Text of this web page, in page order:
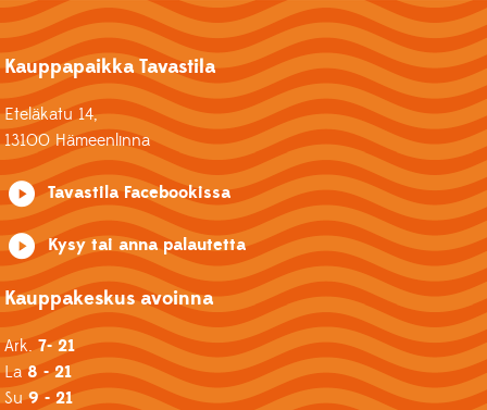
Kauppapaikka Tavastila
Eteläkatu 14,
13100 Hämeenlinna
Tavastila Facebookissa
Kysy tai anna palautetta
Kauppakeskus avoinna
Ark.7- 21
La8 - 21
Su9 - 21